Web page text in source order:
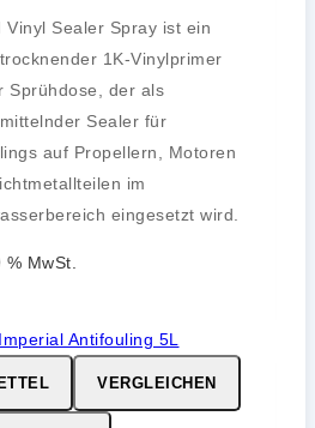
Vinyl Sealer Spray ist ein
1K-Vinylprimer
Sprühdose, der als
Sealer für
auf Propellern, Motoren
im
eingesetzt wird.
MwSt.
VERGLEICHEN